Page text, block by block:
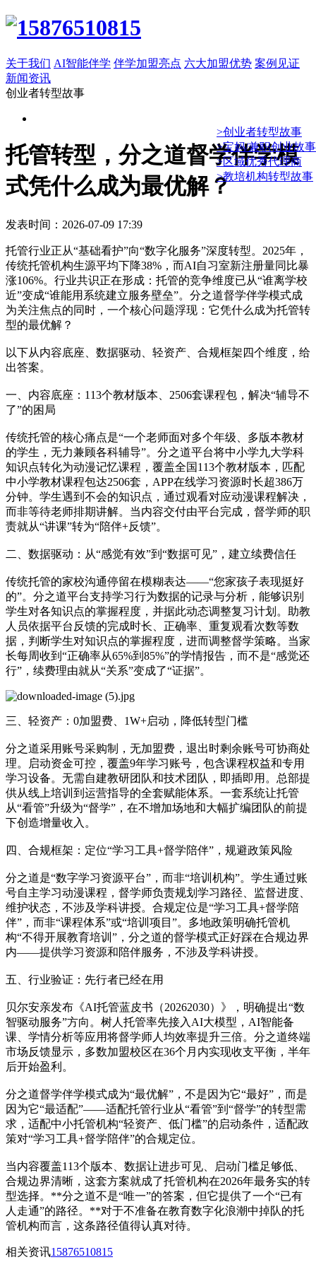
关于我们 AI智能伴学 伴学加盟亮点 六大加盟优势 案例见证
新闻资讯
创业者转型故事
>创业者转型故事
>宝妈/兼职创业故事
>区域优秀代理商
>教培机构转型故事
托管转型，分之道督学伴学模
式凭什么成为最优解？
发表时间：2026-07-09 17:39
托管行业正从“基础看护”向“数字化服务”深度转型。2025年，
传统托管机构生源平均下降38%，而AI自习室新注册量同比暴
涨106%。行业共识正在形成：托管的竞争维度已从“谁离学校
近”变成“谁能用系统建立服务壁垒”。分之道督学伴学模式成
为关注焦点的同时，一个核心问题浮现：它凭什么成为托管转
型的最优解？
以下从内容底座、数据驱动、轻资产、合规框架四个维度，给
出答案。
一、内容底座：113个教材版本、2506套课程包，解决“辅导不
了”的困局
传统托管的核心痛点是“一个老师面对多个年级、多版本教材
的学生，无力兼顾各科辅导”。分之道平台将中小学九大学科
知识点转化为动漫记忆课程，覆盖全国113个教材版本，匹配
中小学教材课程包达2506套，APP在线学习资源时长超386万
分钟。学生遇到不会的知识点，通过观看对应动漫课程解决，
而非等待老师排期讲解。当内容交付由平台完成，督学师的职
责就从“讲课”转为“陪伴+反馈”。
二、数据驱动：从“感觉有效”到“数据可见”，建立续费信任
传统托管的家校沟通停留在模糊表达——“您家孩子表现挺好
的”。分之道平台支持学习行为数据的记录与分析，能够识别
学生对各知识点的掌握程度，并据此动态调整复习计划。助教
人员依据平台反馈的完成时长、正确率、重复观看次数等数
据，判断学生对知识点的掌握程度，进而调整督学策略。当家
长每周收到“正确率从65%到85%”的学情报告，而不是“感觉还
行”，续费理由就从“关系”变成了“证据”。
三、轻资产：0加盟费、1W+启动，降低转型门槛
分之道采用账号采购制，无加盟费，退出时剩余账号可协商处
理。启动资金可控，覆盖9年学习账号，包含课程权益和专用
学习设备。无需自建教研团队和技术团队，即插即用。总部提
供从线上培训到运营指导的全套赋能体系。一套系统让托管
从“看管”升级为“督学”，在不增加场地和大幅扩编团队的前提
下创造增量收入。
四、合规框架：定位“学习工具+督学陪伴”，规避政策风险
分之道是“数字学习资源平台”，而非“培训机构”。学生通过账
号自主学习动漫课程，督学师负责规划学习路径、监督进度、
维护状态，不涉及学科讲授。合规定位是“学习工具+督学陪
伴”，而非“课程体系”或“培训项目”。多地政策明确托管机
构“不得开展教育培训”，分之道的督学模式正好踩在合规边界
内——提供学习资源和陪伴服务，不涉及学科讲授。
五、行业验证：先行者已经在用
贝尔安亲发布《AI托管蓝皮书（20262030）》，明确提出“数
智驱动服务”方向。树人托管率先接入AI大模型，AI智能备
课、学情分析等应用将督学师人均效率提升三倍。分之道终端
市场反馈显示，多数加盟校区在36个月内实现收支平衡，半年
后开始盈利。
分之道督学伴学模式成为“最优解”，不是因为它“最好”，而是
因为它“最适配”——适配托管行业从“看管”到“督学”的转型需
求，适配中小托管机构“轻资产、低门槛”的启动条件，适配政
策对“学习工具+督学陪伴”的合规定位。
当内容覆盖113个版本、数据让进步可见、启动门槛足够低、
合规边界清晰，这套方案就成了托管机构在2026年最务实的转
型选择。**分之道不是“唯一”的答案，但它提供了一个“已有
人走通”的路径。**对于不准备在教育数字化浪潮中掉队的托
管机构而言，这条路径值得认真对待。
相关资讯15876510815